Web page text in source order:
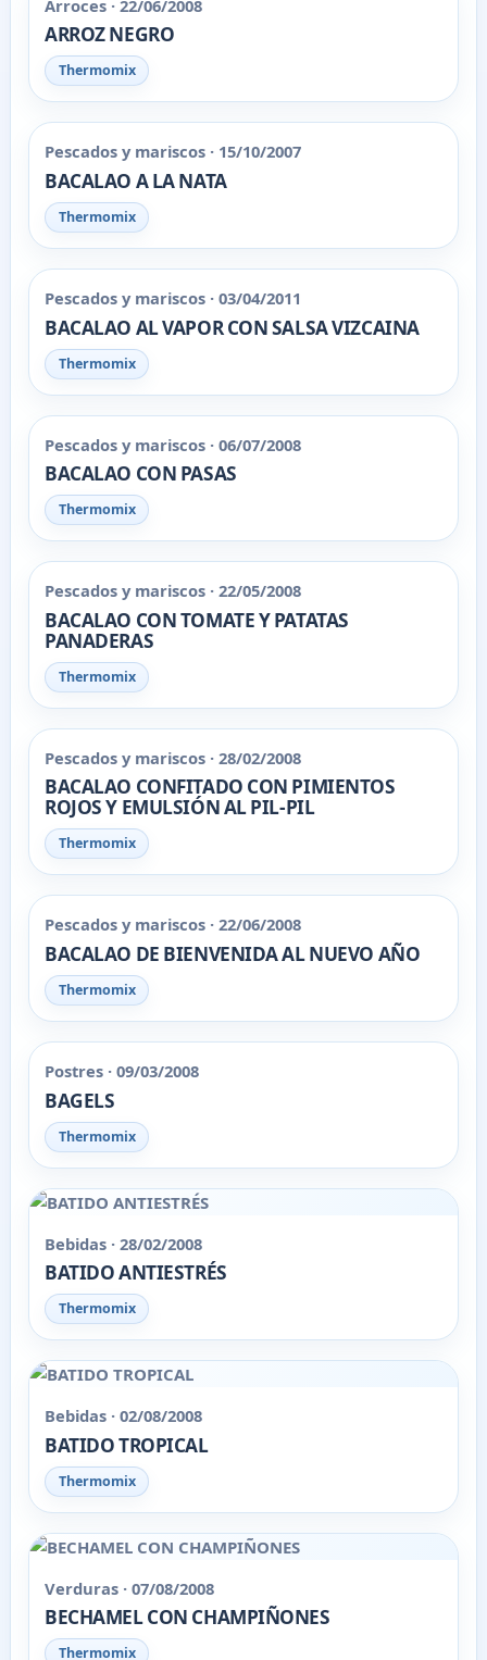
Arroces · 22/06/2008
ARROZ NEGRO
Thermomix
Pescados y mariscos · 15/10/2007
BACALAO A LA NATA
Thermomix
Pescados y mariscos · 03/04/2011
BACALAO AL VAPOR CON SALSA VIZCAINA
Thermomix
Pescados y mariscos · 06/07/2008
BACALAO CON PASAS
Thermomix
Pescados y mariscos · 22/05/2008
BACALAO CON TOMATE Y PATATAS
PANADERAS
Thermomix
Pescados y mariscos · 28/02/2008
BACALAO CONFITADO CON PIMIENTOS
ROJOS Y EMULSIÓN AL PIL-PIL
Thermomix
Pescados y mariscos · 22/06/2008
BACALAO DE BIENVENIDA AL NUEVO AÑO
Thermomix
Postres · 09/03/2008
BAGELS
Thermomix
Bebidas · 28/02/2008
BATIDO ANTIESTRÉS
Thermomix
Bebidas · 02/08/2008
BATIDO TROPICAL
Thermomix
Verduras · 07/08/2008
BECHAMEL CON CHAMPIÑONES
Thermomix